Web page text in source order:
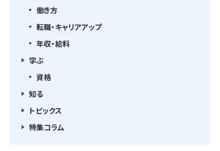
働き方
転職・キャリアアップ
年収・給料
学ぶ
資格
知る
トピックス
特集コラム